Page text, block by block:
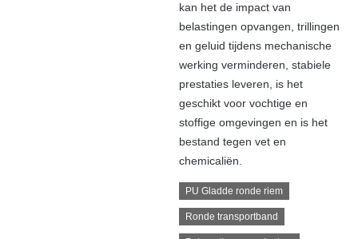
kan het de impact van
belastingen opvangen, trillingen
en geluid tijdens mechanische
werking verminderen, stabiele
prestaties leveren, is het
geschikt voor vochtige en
stoffige omgevingen en is het
bestand tegen vet en
chemicaliën.
PU Gladde ronde riem
Ronde transportband